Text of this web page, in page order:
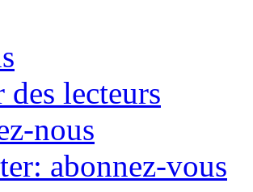
lecteurs
nous
abonnez-vous